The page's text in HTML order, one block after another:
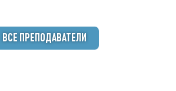
ВСЕ ПРЕПОДАВАТЕЛИ